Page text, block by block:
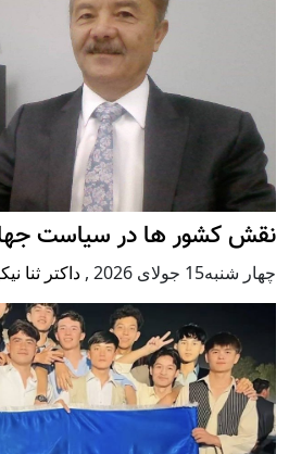
نقش کشور ها در سیاست
چهار شنبه15 جولای 2026 , داکتر ثنا